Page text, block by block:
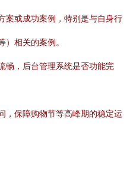
案或成功案例，特别是与自身行
）相关的案例。
畅，后台管理系统是否功能完
，保障购物节等高峰期的稳定运